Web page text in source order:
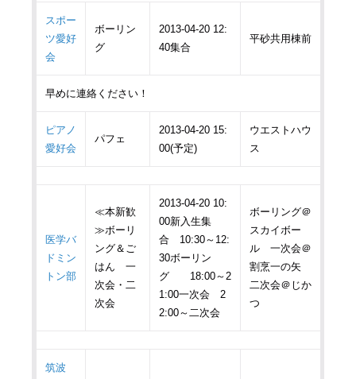
スポー
ツ愛好
会
ボーリン
グ
2013-04-20 12:
40集合
平砂共用棟前
早めに連絡ください！
ピアノ
愛好会
パフェ
2013-04-20 15:
00(予定)
ウエストハウ
ス
医学バ
ドミン
トン部
≪本新歓
≫ボーリ
ング＆ご
はん 一
次会・二
次会
2013-04-20 10:
00新入生集
合 10:30～12:
30ボーリン
グ 18:00～2
1:00一次会 2
2:00～二次会
ボーリング＠
スカイボー
ル 一次会＠
割烹一の矢
二次会＠じか
つ
筑波